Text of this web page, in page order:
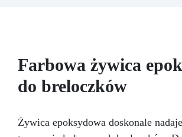
epoksydowa Utwardzacz MIX Stan
Ciekły Skala Gardnera 1 1 1
40 400 Pot life (125g 25°) 24h
(125g 25°) 48h Rozformowanie
wielokrotnego użytku forma
rękawice nitrilowe.
Farbowa żywica
do breloczków
Żywica epoksydowa doskonale